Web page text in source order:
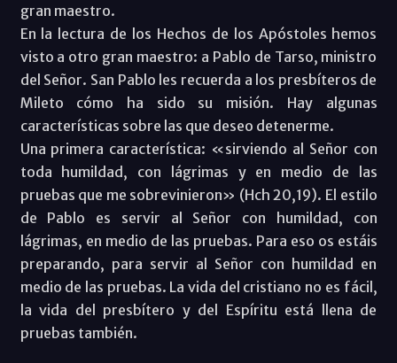
gran maestro.
En la lectura de los Hechos de los Apóstoles hemos
visto a otro gran maestro: a Pablo de Tarso, ministro
del Señor. San Pablo les recuerda a los presbíteros de
Mileto cómo ha sido su misión. Hay algunas
características sobre las que deseo detenerme.
Una primera característica: «sirviendo al Señor con
toda humildad, con lágrimas y en medio de las
pruebas que me sobrevinieron» (Hch 20,19). El estilo
de Pablo es servir al Señor con humildad, con
lágrimas, en medio de las pruebas. Para eso os estáis
preparando, para servir al Señor con humildad en
medio de las pruebas. La vida del cristiano no es fácil,
la vida del presbítero y del Espíritu está llena de
pruebas también.